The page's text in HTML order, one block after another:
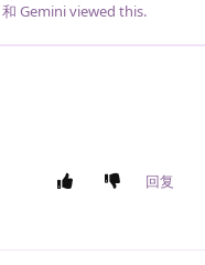
和 Geminiviewed this.
回复